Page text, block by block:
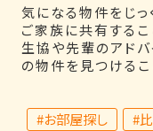
気になる物件をじっ
ご家族に共有するこ
生協や先輩のアド
の物件を見つけるこ
#お部屋探し #